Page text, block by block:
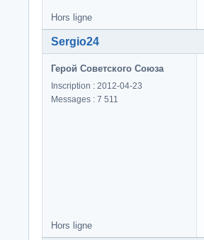
Hors ligne
Sergio24
Герой Советского Союза
Inscription : 2012-04-23
Messages : 7 511
Hors ligne